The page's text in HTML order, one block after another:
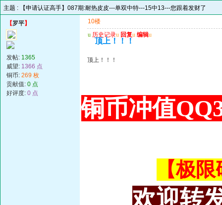
主题 : 【申请认证高手】087期:耐热皮皮---单双中特---15中13---您跟着发财了
【罗平】
发帖: 1365
威望: 1366 点
铜币: 269 枚
贡献值: 0 点
好评度: 0 点
10楼
u 历史记录u 回复u 编辑u
顶上！！！
顶上！！！
铜币冲值
【极
欢迎转